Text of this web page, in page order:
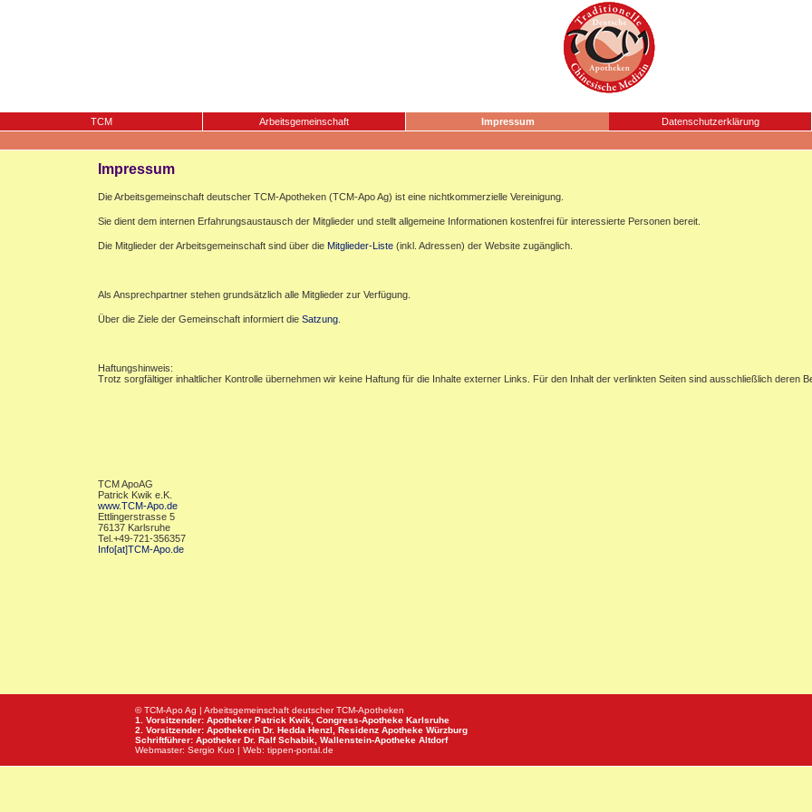
TCM Arbeitsgemeinschaft Impressum Datenschutzerklärung
Impressum
Die Arbeitsgemeinschaft deutscher TCM-Apotheken (TCM-Apo Ag) ist eine nichtkommerzielle Vereinigung.
Sie dient dem internen Erfahrungsaustausch der Mitglieder und stellt allgemeine Informationen kostenfrei für interessierte Personen bereit.
Die Mitglieder der Arbeitsgemeinschaft sind über die Mitglieder-Liste (inkl. Adressen) der Website zugänglich.
Als Ansprechpartner stehen grundsätzlich alle Mitglieder zur Verfügung.
Über die Ziele der Gemeinschaft informiert die Satzung
Haftungshinweis:
Trotz sorgfältiger inhaltlicher Kontrolle übernehmen wir keine Haftung für die Inhalte externer Links. Für den Inhalt der verlinkten Seiten sind ausschließlich deren
TCM ApoAG
Patrick Kwik e.K.
www.TCM-Apo.de
Ettlingerstrasse 5
76137 Karlsruhe
Tel.+49-721-356357
Info[at]TCM-Apo.de
© TCM-Apo Ag | Arbeitsgemeinschaft deutscher TCM-Apotheken
1. Vorsitzender: Apotheker Patrick Kwik, Congress-Apotheke Karlsruhe
2. Vorsitzender: Apothekerin Dr. Hedda Henzl, Residenz Apotheke Würzburg
Schriftführer: Apotheker Dr. Ralf Schabik, Wallenstein-Apotheke Altdorf
Webmaster: Sergio Kuo | Web: tippen-portal.de